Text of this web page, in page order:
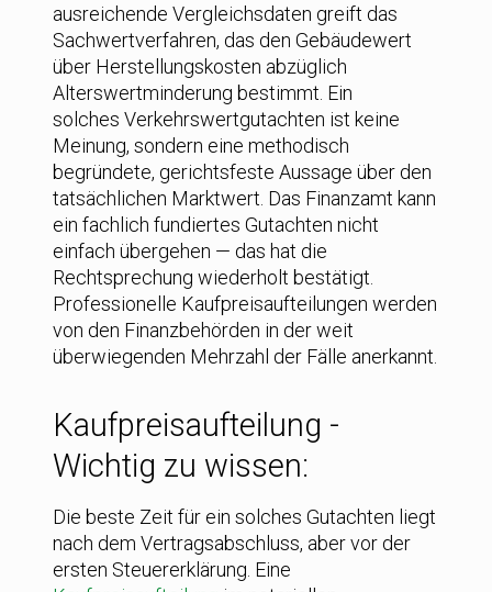
ausreichende Vergleichsdaten greift das
Sachwertverfahren, das den Gebäudewert
über Herstellungskosten abzüglich
Alterswertminderung bestimmt. Ein
solches Verkehrswertgutachten ist keine
Meinung, sondern eine methodisch
begründete, gerichtsfeste Aussage über den
tatsächlichen Marktwert. Das Finanzamt kann
ein fachlich fundiertes Gutachten nicht
einfach übergehen — das hat die
Rechtsprechung wiederholt bestätigt.
Professionelle Kaufpreisaufteilungen werden
von den Finanzbehörden in der weit
überwiegenden Mehrzahl der Fälle anerkannt.
Kaufpreisaufteilung -
Wichtig zu wissen:
Die beste Zeit für ein solches Gutachten liegt
nach dem Vertragsabschluss, aber vor der
ersten Steuererklärung. Eine